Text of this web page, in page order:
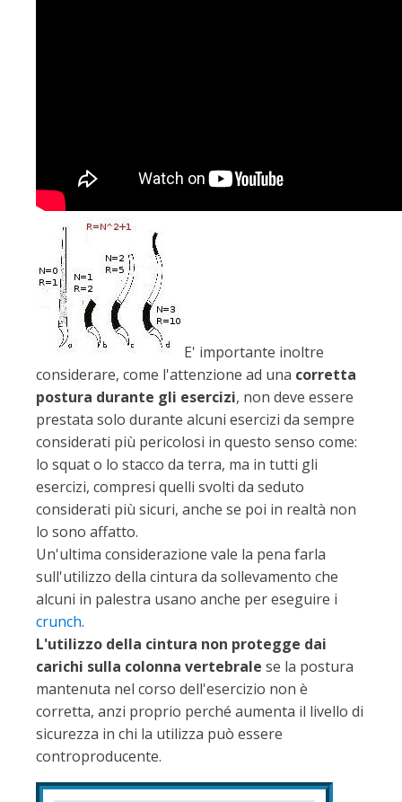
E' importante inoltre
considerare, come l'attenzione ad una corretta
postura durante gli esercizi, non deve essere
prestata solo durante alcuni esercizi da sempre
considerati più pericolosi in questo senso come:
lo squat o lo stacco da terra, ma in tutti gli
esercizi, compresi quelli svolti da seduto
considerati più sicuri, anche se poi in realtà non
lo sono affatto.
Un'ultima considerazione vale la pena farla
sull'utilizzo della cintura da sollevamento che
alcuni in palestra usano anche per eseguire i
crunch.
L'utilizzo della cintura non protegge dai
carichi sulla colonna vertebrale se la postura
mantenuta nel corso dell'esercizio non è
corretta, anzi proprio perché aumenta il livello di
sicurezza in chi la utilizza può essere
controproducente.